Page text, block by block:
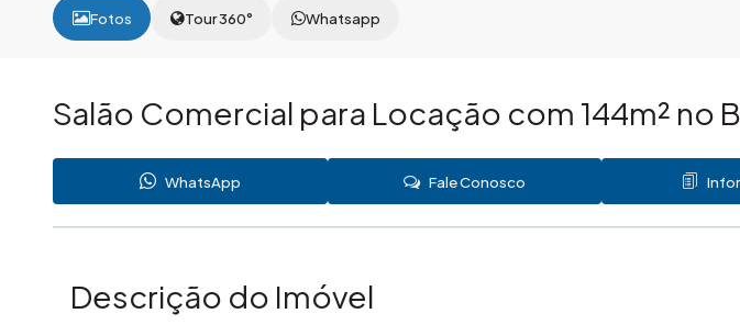
Fotos Tour 360° Whatsapp
Salão Comercial para Locação com 144m² no
WhatsApp Fale Conosco
Descrição do Imóvel